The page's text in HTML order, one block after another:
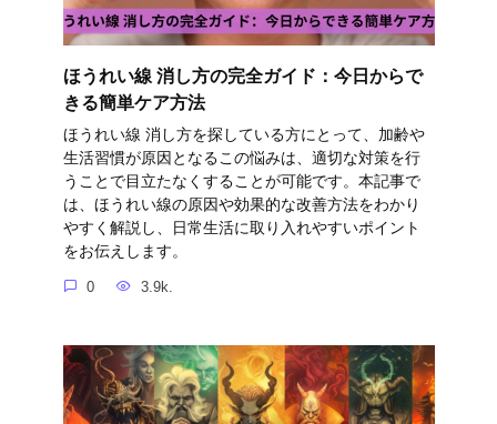
ほうれい線 消し方の完全ガイド：今日からで
きる簡単ケア方法
ほうれい線 消し方を探している方にとって、加齢や
生活習慣が原因となるこの悩みは、適切な対策を行
うことで目立たなくすることが可能です。本記事で
は、ほうれい線の原因や効果的な改善方法をわかり
やすく解説し、日常生活に取り入れやすいポイント
をお伝えします。
0 3.9k.